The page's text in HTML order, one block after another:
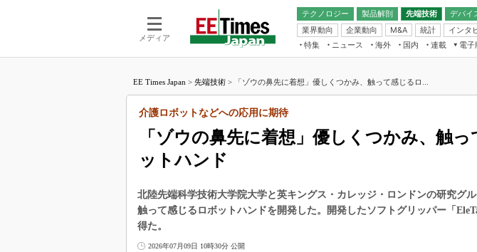
メディア
テクノロジー 製品解剖
先端技術
電池／エネルギー
デバイ
アナログ
マイコン
業界動向
企業動向 M&A 統計 インタ
フィジカルAI
読者調査（EE
電源設計（EDN
特集 ニュース 海外 国内
連載
福田昭のデバイス通信
大山聡の業界スコープ
学漂流記
世界を「数字」で回してみよう
電子
電子ブックレット
EE Times Japan > 先端技術 > 「ゾウの鼻先に着想」優しくつかみ、触って感じるロ...
「ゾウの鼻先に着想」優しくつかみ、触
ットハンド
介護ロボットなどへの応用に期待
北陸先端科学技術大学院大学と英キングス・カレッジ・ロンドンの研究グル
触って感じるロボットハンドを開発した。開発したソフトグリッパー「
得た。
2026年07月09日 10時30分 公開